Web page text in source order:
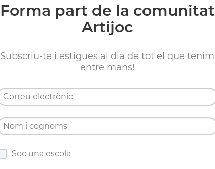
Forma part de la comunitat
Artijoc
Subscriu-te i estigues al dia de tot el que tenim
entre mans!
Soc una escola